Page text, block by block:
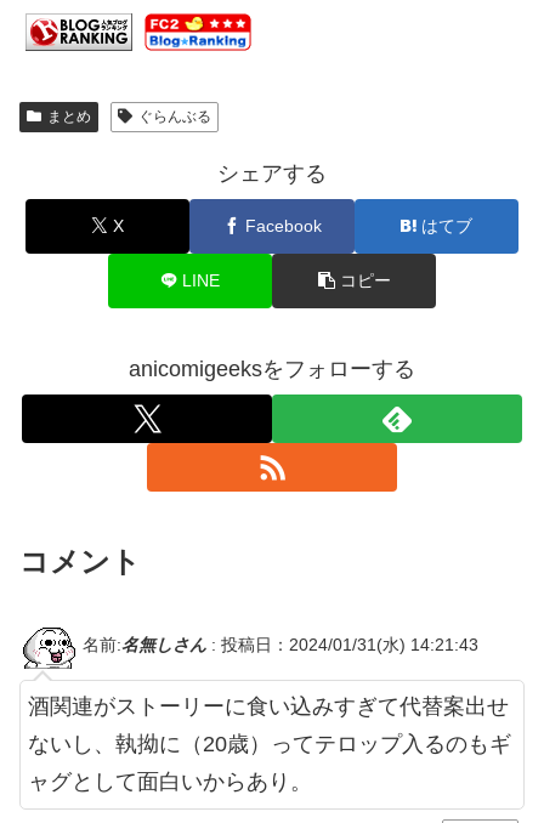
まとめ ぐらんぶる
シェアする
X Facebook はてブ
LINE コピー
anicomigeeksをフォローする
コメント
名前:名無しさん : 投稿日：2024/01/31(水) 14:21:43
酒関連がストーリーに食い込みすぎて代替案出せ
ないし、執拗に（20歳）ってテロップ入るのもギ
ャグとして面白いからあり。